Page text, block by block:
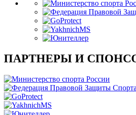
ПАРТНЕРЫ И